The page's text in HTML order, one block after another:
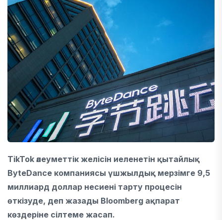
TikTok әлеуметтік желісін иеленетін қытайлық
ByteDance компаниясы үшжылдық мерзімге 9,5
миллиард доллар несиені тарту процесін
өткізуде, деп жазады Bloomberg ақпарат
көздеріне сілтеме жасап.